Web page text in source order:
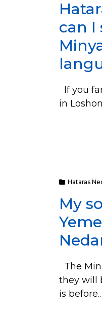
can I
If you
Hataras
My
The
they will
is